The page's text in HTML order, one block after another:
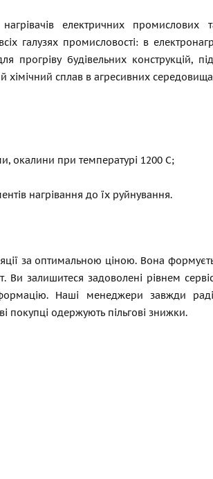
електричних промислових
галузях промисловості: в
будівельних конструкцій,
хімічний сплав в агресивних
окалини при температурі 1200 С;
нагрівання до їх руйнування.
за оптимальною ціною. Вона
залишитеся задоволені рівнем
Наші менеджери завжди
покупці одержують пільгові знижки.